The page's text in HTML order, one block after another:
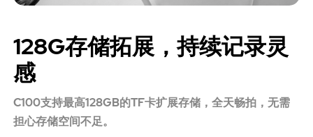
128G存储拓展，持续记录灵
感
C100支持最高128GB的TF卡扩展存储，全天畅拍，无需
担心存储空间不足。